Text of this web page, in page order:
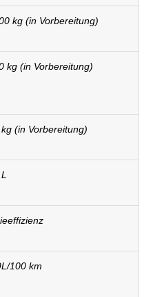
kg (in Vorbereitung)
kg (in Vorbereitung)
kg (in Vorbereitung)
100 km